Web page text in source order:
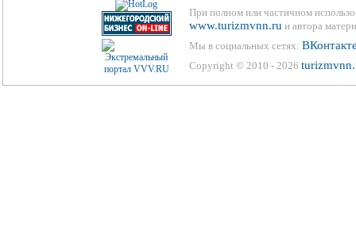
При полном или частичном
www.turizmvnn.ru и автора
Мы в социальных сетях:
Copyright © 2010 - 2026